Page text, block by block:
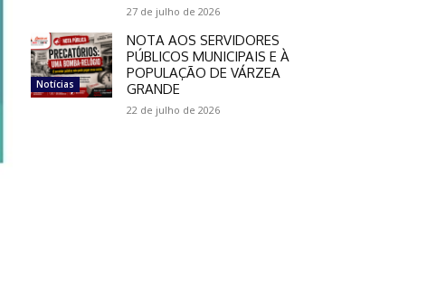
27 de julho de 2026
Notícias
NOTA AOS SERVIDORES
PÚBLICOS MUNICIPAIS E À
POPULAÇÃO DE VÁRZEA
GRANDE
22 de julho de 2026